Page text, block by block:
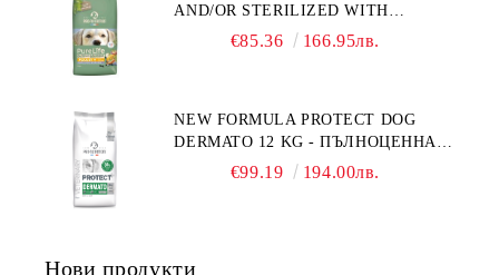
ГЛУТЕН. ПРОИЗВЕДЕНА ВЪВ
ФРАНЦИЯ.
AND/OR STERILIZED WITH
CHICKEN 12 КГ - ПЪЛНОЦЕННА
КАСТРИРАНИ КУЧЕТА ОТ ВСИЧКИ
ПОРОДИ НА ВЪЗРАСТ НАД 1
ГОДИНА, С ПИЛЕ. БЕЗ ЗЪРНО, БЕЗ
€85.36 166.95лв.
NEW FORMULA PROTECT DOG
DERMATO 12 KG - ПЪЛНОЦЕННА
ДИЕТИЧНА ХРАНА ЗА КУЧЕТА
€99.19 194.00лв.
Нови продукти